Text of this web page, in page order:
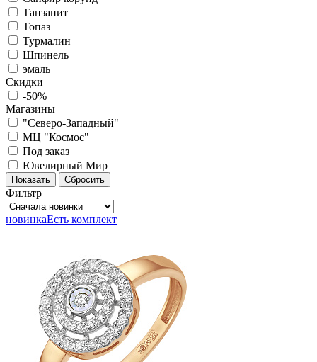
Танзанит
Топаз
Турмалин
Шпинель
эмаль
Скидки
-50%
Магазины
"Северо-Западный"
МЦ "Космос"
Под заказ
Ювелирный Мир
Фильтр
новинкаЕсть комплект